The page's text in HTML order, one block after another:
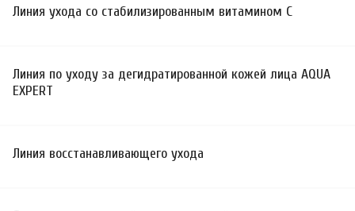
Линия ухода со стабилизированным витамином С
Линия по уходу за дегидратированной кожей лица AQUA
EXPERT
Линия восстанавливающего ухода